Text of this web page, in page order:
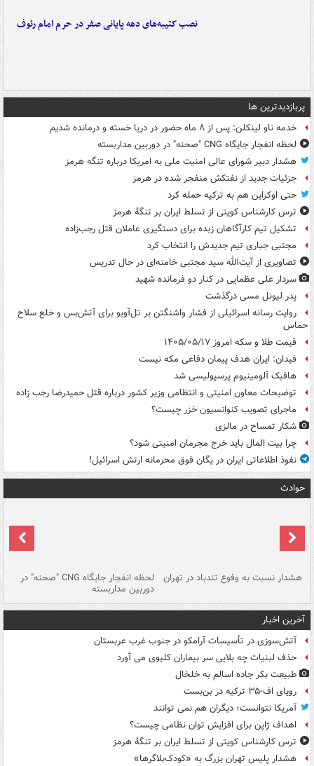
نصب کتیبه‌های دهه پایانی صفر در حرم امام رئوف
پربازدیدترین ها
خدمه ناو لینکلن: پس از ۸ ماه حضور در دریا خسته و درمانده‌ شدیم
لحظه انفجار جایگاه CNG "صحنه" در دوربین مداربسته
هشدار دبیر شورای عالی امنیت ملی به امریکا درباره تنگه هرمز
جزئیات جدید از نفتکش منفجر شده در هرمز
حتی اوکراین هم به ترکیه حمله کرد
ترس کارشناس کویتی از تسلط ایران بر تنگۀ هرمز
تشکیل تیم کارآگاهان زبده برای دستگیری عاملان قتل رجب‌زاده
مجتبی جباری تیم جدیدش را انتخاب کرد
تصاویری از آیت‌الله سید مجتبی خامنه‌ای در حال تدریس
سردار علی عظمایی در کنار دو فرمانده شهید
پدر لیونل مسی درگذشت
روایت رسانه اسرائیلی از فشار واشنگتن بر تل‌آویو برای آتش‌بس و خلع سلاح
حماس
قیمت طلا و سکه امروز ۱۴۰۵/۰۵/۱۷
فیدان: ایران هدف پیمان دفاعی مکه نیست
هافبک آلومینیوم پرسپولیسی شد
توضیحات معاون امنیتی و انتظامی وزیر کشور درباره قتل حمیدرضا رجب زاده
ماجرای تصویب کنوانسیون خزر چیست؟
شکار تمساح در مالزی
چرا بیت المال باید خرج مجرمان امنیتی شود؟
نفوذ اطلاعاتی ایران در یگان فوق محرمانه ارتش اسرائیل!
حوادث
هشدار نسبت به وفوع تندباد در تهران لحظه انفجار جایگاه CNG "صحنه" در
دوربین مداربسته
آخرین اخبار
آتش‌سوزی در تأسیسات آرامکو در جنوب غرب عربستان
حذف لبنیات چه بلایی سر بیماران کلیوی می آورد
طبیعت بکر جاده اسالم به خلخال
رویای اف-۳۵ ترکیه در بن‌بست
آمریکا نتوانست؛ دیگران هم نمی توانند
اهداف ژاپن برای افزایش توان نظامی چیست؟
ترس کارشناس کویتی از تسلط ایران بر تنگۀ هرمز
هشدار پلیس تهران بزرگ به «کودک‌بلاگرها»